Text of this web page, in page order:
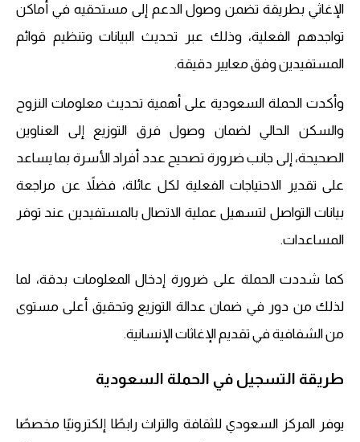
الإغاثي بطريقة تضمن وصول الدعم إلى مستحقيه في أماكن
تواجدهم الفعلية، وذلك عبر تحديث البيانات وتنظيم قوائم
المستفيدين وفق معايير دقيقة.
وأكدت الحملة السعودية على أهمية تحديث معلومات النزوح
والسكن الحالي لضمان وصول فرق التوزيع إلى العناوين
الصحيحة، إلى جانب ضرورة تصحيح عدد أفراد الأسرة بما يساعد
على تقدير الاحتياجات الفعلية لكل عائلة، فضلاً عن مراجعة
بيانات التواصل لتسهيل عملية الاتصال بالمستفيدين عند توفر
المساعدات.
كما شددت الحملة على ضرورة إدخال المعلومات بدقة، لما
لذلك من دور في ضمان عدالة التوزيع وتحقيق أعلى مستوى
من الشفافية في تقديم الإغاثات الإنسانية.
طريقة التسجيل في الحملة السعودية
يوفر المركز السعودي للثقافة والتراث رابطًا إلكترونيًا مخصصًا